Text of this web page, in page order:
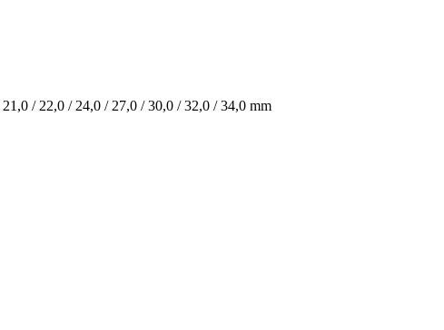
/ 22,0 / 24,0 / 27,0 / 30,0 / 32,0 / 34,0 mm